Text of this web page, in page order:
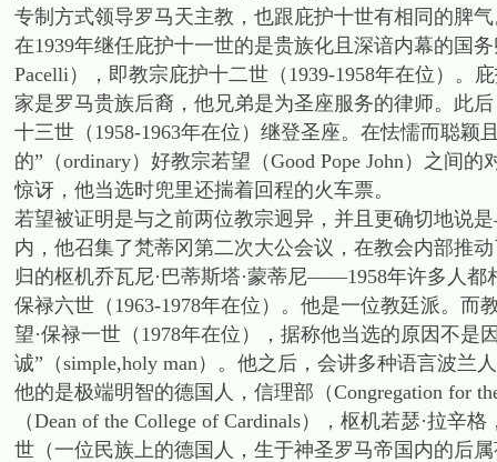
专制方式领导罗马天主教，也跟庇护十世有相同的脾气
在1939年继任庇护十一世的是贵族化且深谙内幕的国
Pacelli），即教宗庇护十二世（1939-1958年在位）。
家是罗马贵族后裔，他兄弟是为圣座服务的律师。此
十三世（1958-1963年在位）继登圣座。在怯懦而聪
的”（ordinary）好教宗若望（Good Pope John）之间
惊讶，他当选时兜里还揣着回程的火车票。
若望被证明是与之前两位教宗迥异，并且更确切地说
内，他召集了梵蒂冈第二次大公会议，在教会内部推
归的枢机乔瓦尼·巴蒂斯塔·蒙蒂尼——1958年许多人
保禄六世（1963-1978年在位）。他是一位教廷派。
望·保禄一世（1978年在位），据称他当选的原因不
诚”（simple,holy man）。他之后，会讲多种语言波兰
他的是极端明智的德国人，信理部（Congregation for
（Dean of the College of Cardinals），枢机若瑟·拉
世（一位民族上的德国人，生于神圣罗马帝国内的后